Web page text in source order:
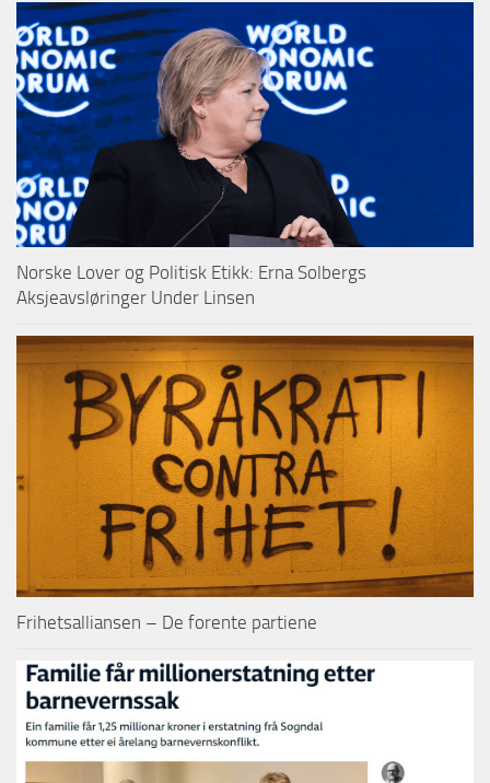
Norske Lover og Politisk Etikk: Erna Solbergs
Aksjeavsløringer Under Linsen
Frihetsalliansen – De forente partiene